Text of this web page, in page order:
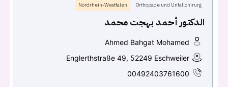
Orthopäde und Unfallchirurg
Nordrhein-Westfalen
الدكتور أحمد بهجت محمد
Ahmed Bahgat Mohamed
Englerthstraße 49, 52249 Eschweiler
00492403761600